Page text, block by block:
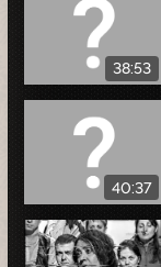
38:53
40:37